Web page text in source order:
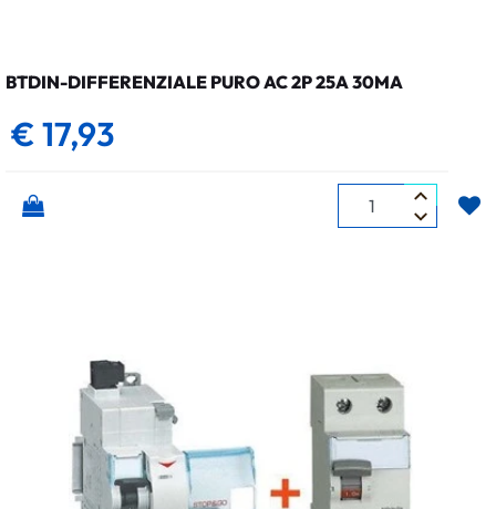
BTDIN-DIFFERENZIALE PURO AC 2P 25A 30MA
€ 17,93
Quantità